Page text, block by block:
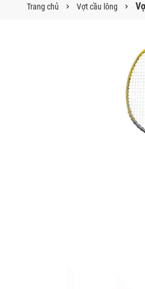
Trang chủ Vợt cầu lông